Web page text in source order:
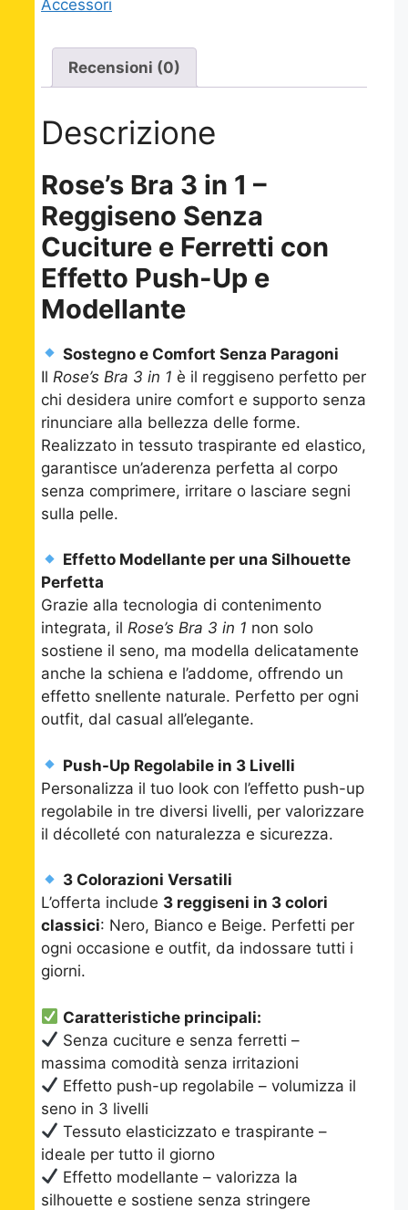
Accessori
Recensioni (0)
Descrizione
Rose’s Bra 3 in 1 –
Reggiseno Senza
Cuciture e Ferretti con
Effetto Push-Up e
Modellante
Sostegno e Comfort Senza Paragoni
Il Rose’s Bra 3 in 1 è il reggiseno perfetto per
chi desidera unire comfort e supporto senza
rinunciare alla bellezza delle forme.
Realizzato in tessuto traspirante ed elastico,
garantisce un’aderenza perfetta al corpo
senza comprimere, irritare o lasciare segni
sulla pelle.
Effetto Modellante per una Silhouette
Perfetta
Grazie alla tecnologia di contenimento
integrata, il Rose’s Bra 3 in 1 non solo
sostiene il seno, ma modella delicatamente
anche la schiena e l’addome, offrendo un
effetto snellente naturale. Perfetto per ogni
outfit, dal casual all’elegante.
Push-Up Regolabile in 3 Livelli
Personalizza il tuo look con l’effetto push-up
regolabile in tre diversi livelli, per valorizzare
il décolleté con naturalezza e sicurezza.
3 Colorazioni Versatili
L’offerta include 3 reggiseni in 3 colori
classici: Nero, Bianco e Beige. Perfetti per
ogni occasione e outfit, da indossare tutti i
giorni.
Caratteristiche principali:
Senza cuciture e senza ferretti –
massima comodità senza irritazioni
Effetto push-up regolabile – volumizza il
seno in 3 livelli
Tessuto elasticizzato e traspirante –
ideale per tutto il giorno
Effetto modellante – valorizza la
silhouette e sostiene senza stringere